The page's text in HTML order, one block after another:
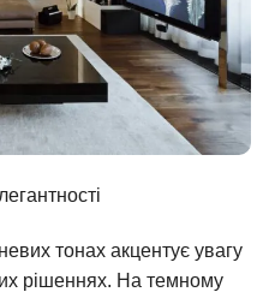
тонах акцентує увагу
рішеннях. На темному